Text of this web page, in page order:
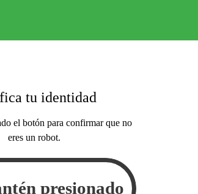
tu identidad
el botón para confirmar que no
eres un robot.